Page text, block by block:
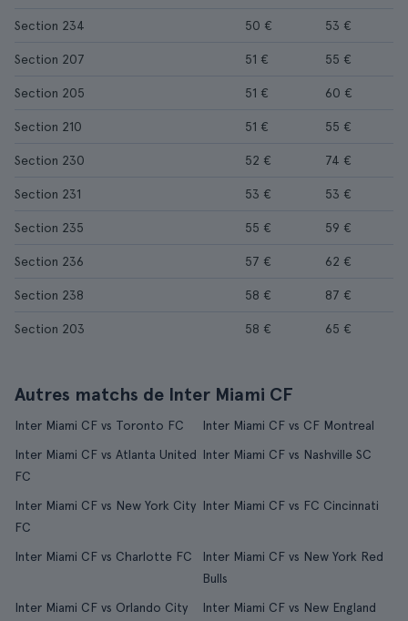
Section 234 50 € 53 €
Section 207 51 € 55 €
Section 205 51 € 60 €
Section 210 51 € 55 €
Section 230 52 € 74 €
Section 231 53 € 53 €
Section 235 55 € 59 €
Section 236 57 € 62 €
Section 238 58 € 87 €
Section 203 58 € 65 €
Autres matchs de Inter Miami CF
Inter Miami CF vs Toronto FC
Inter Miami CF vs CF Montreal
Inter Miami CF vs Atlanta United
FC
Inter Miami CF vs Nashville SC
Inter Miami CF vs New York City
FC
Inter Miami CF vs FC Cincinnati
Inter Miami CF vs Charlotte FC
Inter Miami CF vs New York Red
Bulls
Inter Miami CF vs Orlando City
Inter Miami CF vs New England